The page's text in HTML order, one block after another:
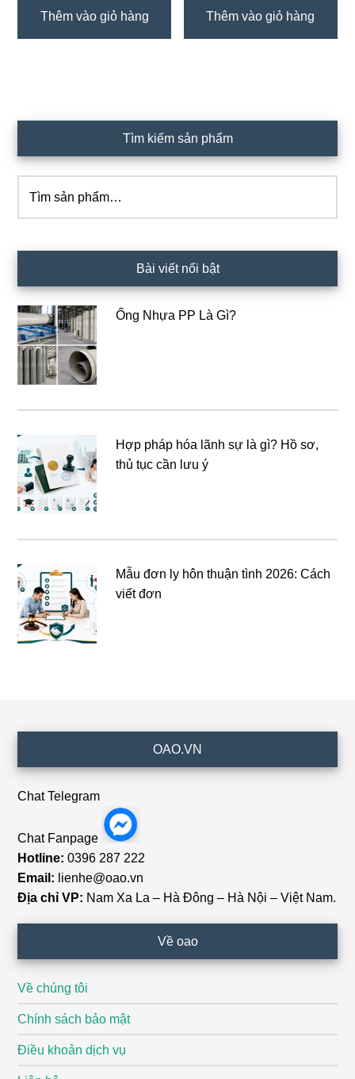
Thêm vào giỏ hàng Thêm vào giỏ hàng
chính
Tìm kiếm sản phẩm
kiếm:
Bài viết nổi bật
Ống Nhựa PP Là Gì?
Hợp pháp hóa lãnh sự là gì? Hồ sơ,
thủ tục cần lưu ý
Mẫu đơn ly hôn thuận tình 2026: Cách
viết đơn
OAO.VN
Chat Telegram
Chat Fanpage
Hotline: 0396 287 222
Email: lienhe@oao.vn
Địa chỉ VP: Nam Xa La – Hà Đông – Hà Nội – Việt Nam.
Về oao
Về chúng tôi
Chính sách bảo mật
Điều khoản dịch vụ